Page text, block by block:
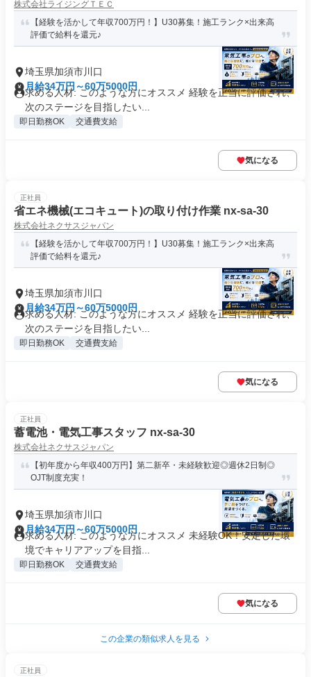
株式会社ライジングＴＥＣ
【経験を活かして年収700万円！】U30募集！施工ランク×出来高
評価で給料を還元♪
埼玉県加須市川口
月給34万円～60万5000円
求める人材: このような方にオススメ 経験を正当に評価され、
次のステージを目指したい...
即日勤務OK 交通費支給
気になる
正社員
省エネ機械(エコキュート)の取り付け作業 nx-sa-30
株式会社ネクサスジャパン
【経験を活かして年収700万円！】U30募集！施工ランク×出来高
評価で給料を還元♪
埼玉県加須市川口
月給34万円～60万5000円
求める人材: このような方にオススメ 経験を正当に評価され、
次のステージを目指したい...
即日勤務OK 交通費支給
気になる
正社員
蓄電池・電気工事スタッフ nx-sa-30
株式会社ネクサスジャパン
【初年度から年収400万円】第二新卒・未経験歓迎◎週休2日制◎
OJT制度充実！
埼玉県加須市川口
月給34万円～60万5000円
求める人材: このような方にオススメ 未経験OK！安定した環
境でキャリアアップを目指...
即日勤務OK 交通費支給
気になる
この企業の類似求人を見る
正社員